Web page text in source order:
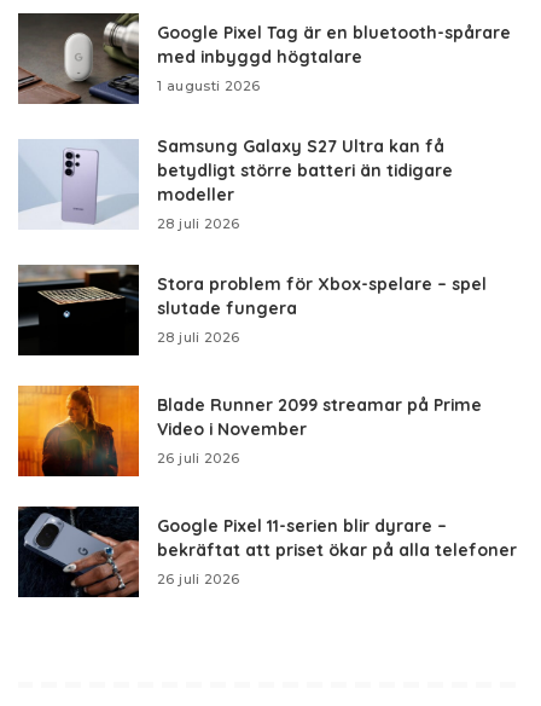
Google Pixel Tag är en bluetooth-spårare
med inbyggd högtalare
1 augusti 2026
Samsung Galaxy S27 Ultra kan få
betydligt större batteri än tidigare
modeller
28 juli 2026
Stora problem för Xbox-spelare – spel
slutade fungera
28 juli 2026
Blade Runner 2099 streamar på Prime
Video i November
26 juli 2026
Google Pixel 11-serien blir dyrare –
bekräftat att priset ökar på alla telefoner
26 juli 2026